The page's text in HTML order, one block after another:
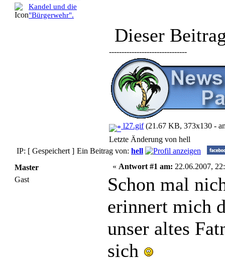
Kandel und die
"Bürgerwehr".
Dieser
-------------------------------
l27.gif(21.67 KB, 373x130 -
Letzte Änderung von hell
IP: [ Gespeichert ] Ein Beitrag von: hell
Master
Gast
« Antwort #1 am: 22.06.2007,
Schon mal
erinnert mich
unser altes
sich